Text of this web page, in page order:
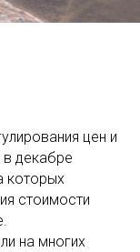
цен и
декабре
которых
стоимости
на многих